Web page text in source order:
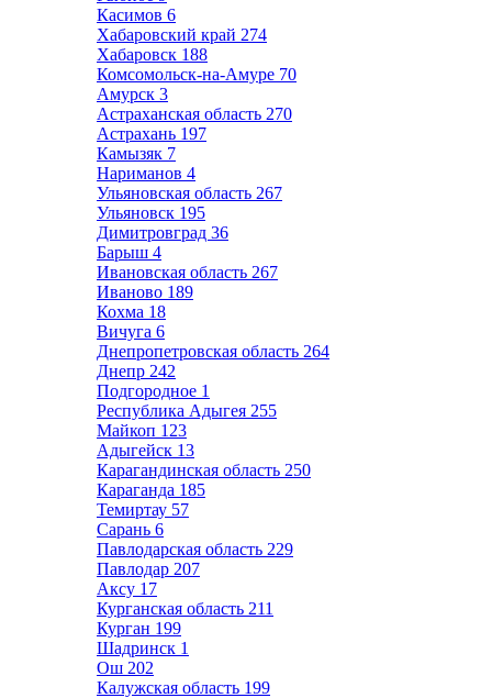
Касимов 6
Хабаровский край 274
Хабаровск 188
Комсомольск-на-Амуре 70
Амурск 3
Астраханская область 270
Астрахань 197
Камызяк 7
Нариманов 4
Ульяновская область 267
Ульяновск 195
Димитровград 36
Барыш 4
Ивановская область 267
Иваново 189
Кохма 18
Вичуга 6
Днепропетровская область 264
Днепр 242
Подгородное 1
Республика Адыгея 255
Майкоп 123
Адыгейск 13
Карагандинская область 250
Караганда 185
Темиртау 57
Сарань 6
Павлодарская область 229
Павлодар 207
Аксу 17
Курганская область 211
Курган 199
Шадринск 1
Ош 202
Калужская область 199